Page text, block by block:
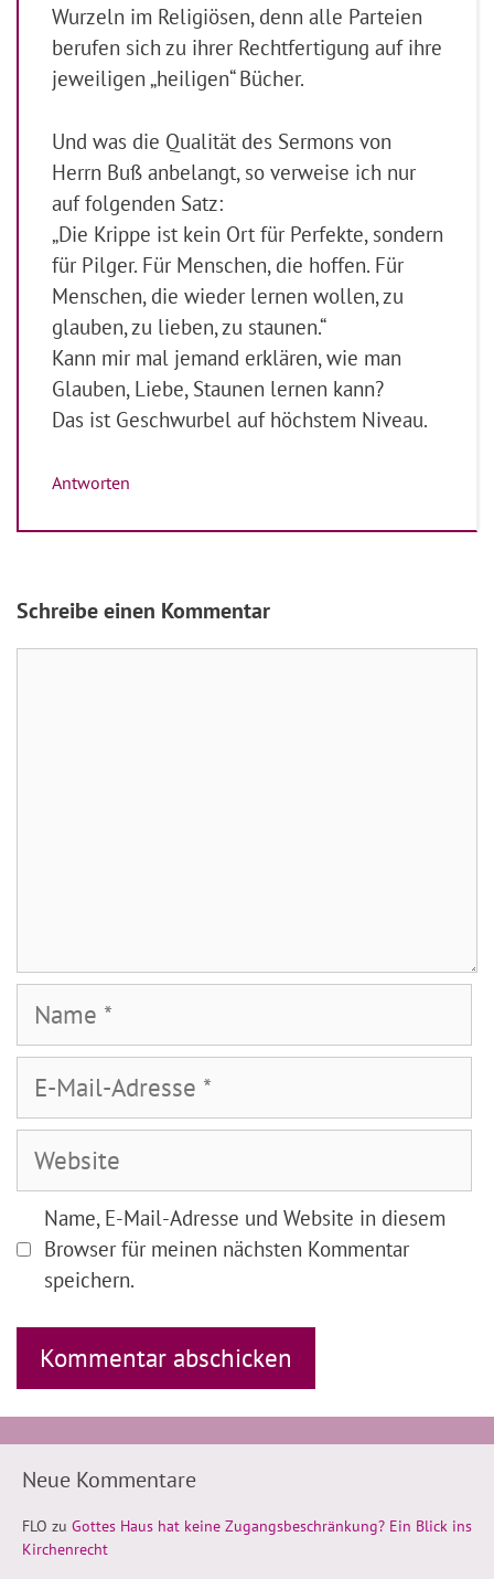
Wurzeln im Religiösen, denn alle Parteien
berufen sich zu ihrer Rechtfertigung auf ihre
jeweiligen „heiligen“ Bücher.
Und was die Qualität des Sermons von
Herrn Buß anbelangt, so verweise ich nur
auf folgenden Satz:
„Die Krippe ist kein Ort für Perfekte, sondern
für Pilger. Für Menschen, die hoffen. Für
Menschen, die wieder lernen wollen, zu
glauben, zu lieben, zu staunen.“
Kann mir mal jemand erklären, wie man
Glauben, Liebe, Staunen lernen kann?
Das ist Geschwurbel auf höchstem Niveau.
Antworten
Schreibe einen Kommentar
Mail-
Adresse
Name, E-Mail-Adresse und Website in diesem
Browser für meinen nächsten Kommentar
speichern.
Neue Kommentare
FLO zu Gottes Haus hat keine Zugangsbeschränkung? Ein Blick ins
Kirchenrecht